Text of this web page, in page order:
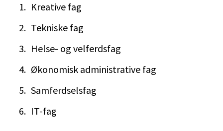
Kreative fag
Tekniske fag
Helse- og velferdsfag
Økonomisk administrative fag
Samferdselsfag
IT-fag